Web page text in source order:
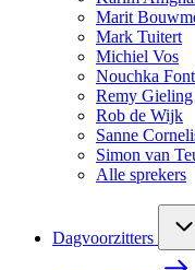
Marit
Mark Tuitert
Michiel Vos
Nouchka
Remy Gieling
Rob de Wijk
Sanne
Simon van
Alle sprekers
Dagvoorzitters